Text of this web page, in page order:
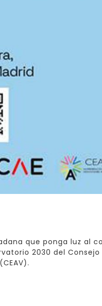
que ponga luz al
2030 del